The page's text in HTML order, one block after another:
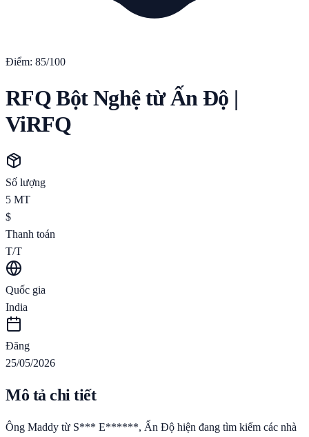
Điểm: 85/100
RFQ Bột Nghệ từ Ấn Độ |
ViRFQ
Số lượng
5 MT
$
Thanh toán
T/T
Quốc gia
India
Đăng
25/05/2026
Mô tả chi tiết
Ông Maddy từ S*** E******, Ấn Độ hiện đang tìm kiếm các nhà